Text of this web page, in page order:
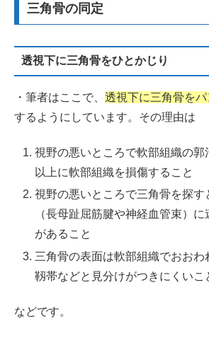
三角骨の同定
透視下に三角骨をひとかじり
・筆者はここで、 透視下に三角骨を
するようにしています。その理由は
視野の悪いところで軟部組織の郭
以上に軟部組織を損傷すること
視野の悪いところで三角骨を探す
（長母趾屈筋腱や神経血管束）
があること
三角骨の表面は軟部組織でおおわ
靱帯などと見分けがつきにくいこ
などです。